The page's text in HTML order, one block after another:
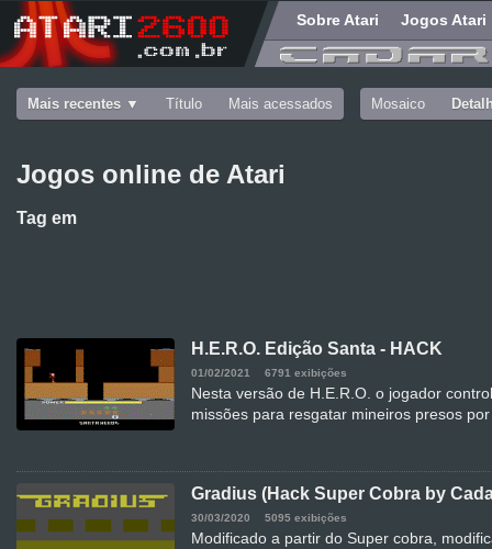
Sobre Atari Jogos Atari
Mais recentes Título Mais acessados Mosaico
Jogos online de Atari
Tag em
H.E.R.O. Edição Santa - HACK
01/02/2021 6791 exibições
Nesta versão de H.E.R.O. o jogador
missões para resgatar mineiros presos
Gradius (Hack Super Cobra by
30/03/2020 5095 exibições
Modificado a partir do Super cobra,